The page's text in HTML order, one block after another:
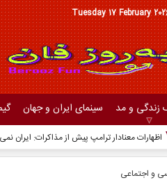
زندگی و مد سینمای ایران و جهان
اظهارات معنادار ترامپ پیش از مذاکرات: ایران
و اجتماعی